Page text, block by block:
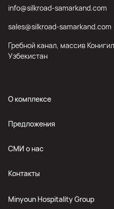
О комплексе
Предложения
СМИ о нас
Контакты
Minyoun Hospitality Group
info@silkroad-samarkand.com
sales@silkroad-samarkand.com
Гребной канал, массив
Узбекистан